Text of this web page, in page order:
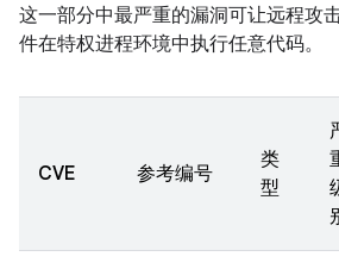
这一部分中最严重的漏洞可让远程攻
件在特权进程环境中执行任意代码。
CVE 参考编号
类
型